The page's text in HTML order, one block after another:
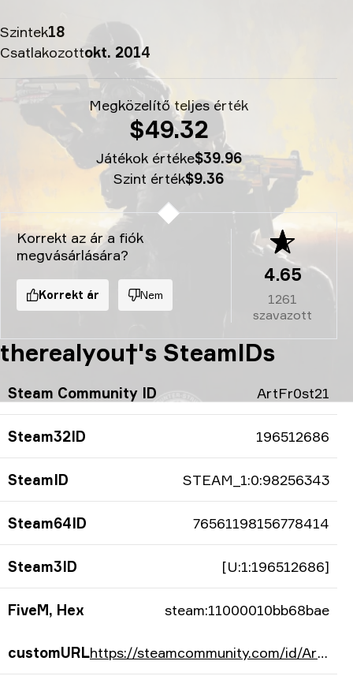
Szintek18
Csatlakozottokt. 2014
Megközelítő teljes érték
$49.32
Játékok értéke$39.96
Szint érték$9.36
Korrekt az ár a fiók
megvásárlására?
Korrekt ár Nem
4.65
1261
szavazott
therealyou†'s SteamIDs
Steam Community ID ArtFr0st21
Steam32ID 196512686
SteamID STEAM_1:0:98256343
Steam64ID 76561198156778414
Steam3ID [U:1:196512686]
FiveM, Hex steam:11000010bb68bae
customURL https://steamcommunity.com/id/ArtFr0st21/